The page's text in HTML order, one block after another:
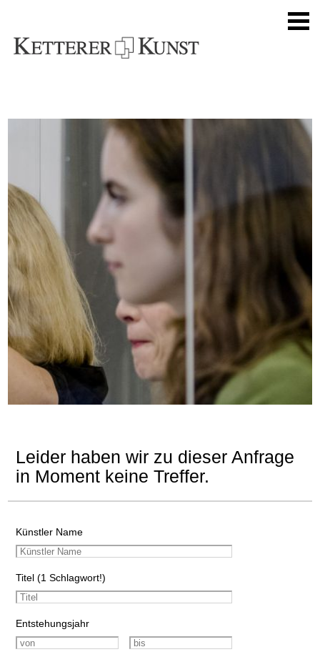
Leider haben wir zu dieser Anfrage
in Moment keine Treffer.
Künstler Name
Titel (1 Schlagwort!)
Entstehungsjahr